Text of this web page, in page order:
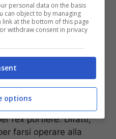
calcistica,
di volersi affermare
sviluppare delle
nella sfera
un’operazione si è
l’ex portiere. Difatti,
farsi operare alla
personal data on the basis
can object to by managing
at the bottom of this page
withdraw consent in privacy
options